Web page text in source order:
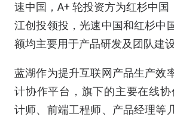
速中国，A+ 轮投资方为红杉中国
江创投领投，光速中国和红杉中
额均主要用于产品研发及团队建设
蓝湖作为提升互联网产品生产效
计协作平台，旗下的主要在线协
计师、前端工程师、产品经理等